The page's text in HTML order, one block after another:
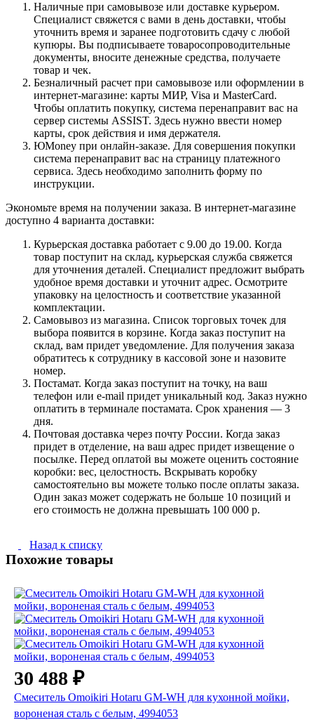
Наличные при самовывозе или доставке курьером.
Специалист свяжется с вами в день доставки, чтобы
уточнить время и заранее подготовить сдачу с любой
купюры. Вы подписываете товаросопроводительные
документы, вносите денежные средства, получаете
товар и чек.
Безналичный расчет при самовывозе или оформлении в
интернет-магазине: карты МИР, Visa и MasterCard.
Чтобы оплатить покупку, система перенаправит вас на
сервер системы ASSIST. Здесь нужно ввести номер
карты, срок действия и имя держателя.
ЮMoney при онлайн-заказе. Для совершения покупки
система перенаправит вас на страницу платежного
сервиса. Здесь необходимо заполнить форму по
инструкции.
Экономьте время на получении заказа. В интернет-магазине
доступно 4 варианта доставки:
Курьерская доставка работает с 9.00 до 19.00. Когда
товар поступит на склад, курьерская служба свяжется
для уточнения деталей. Специалист предложит выбрать
удобное время доставки и уточнит адрес. Осмотрите
упаковку на целостность и соответствие указанной
комплектации.
Самовывоз из магазина. Список торговых точек для
выбора появится в корзине. Когда заказ поступит на
склад, вам придет уведомление. Для получения заказа
обратитесь к сотруднику в кассовой зоне и назовите
номер.
Постамат. Когда заказ поступит на точку, на ваш
телефон или e-mail придет уникальный код. Заказ нужно
оплатить в терминале постамата. Срок хранения — 3
дня.
Почтовая доставка через почту России. Когда заказ
придет в отделение, на ваш адрес придет извещение о
посылке. Перед оплатой вы можете оценить состояние
коробки: вес, целостность. Вскрывать коробку
самостоятельно вы можете только после оплаты заказа.
Один заказ может содержать не больше 10 позиций и
его стоимость не должна превышать 100 000 р.
Назад к списку
Похожие товары
30 488 ₽
Смеситель Omoikiri Hotaru GM-WH для кухонной мойки,
вороненая сталь с белым, 4994053